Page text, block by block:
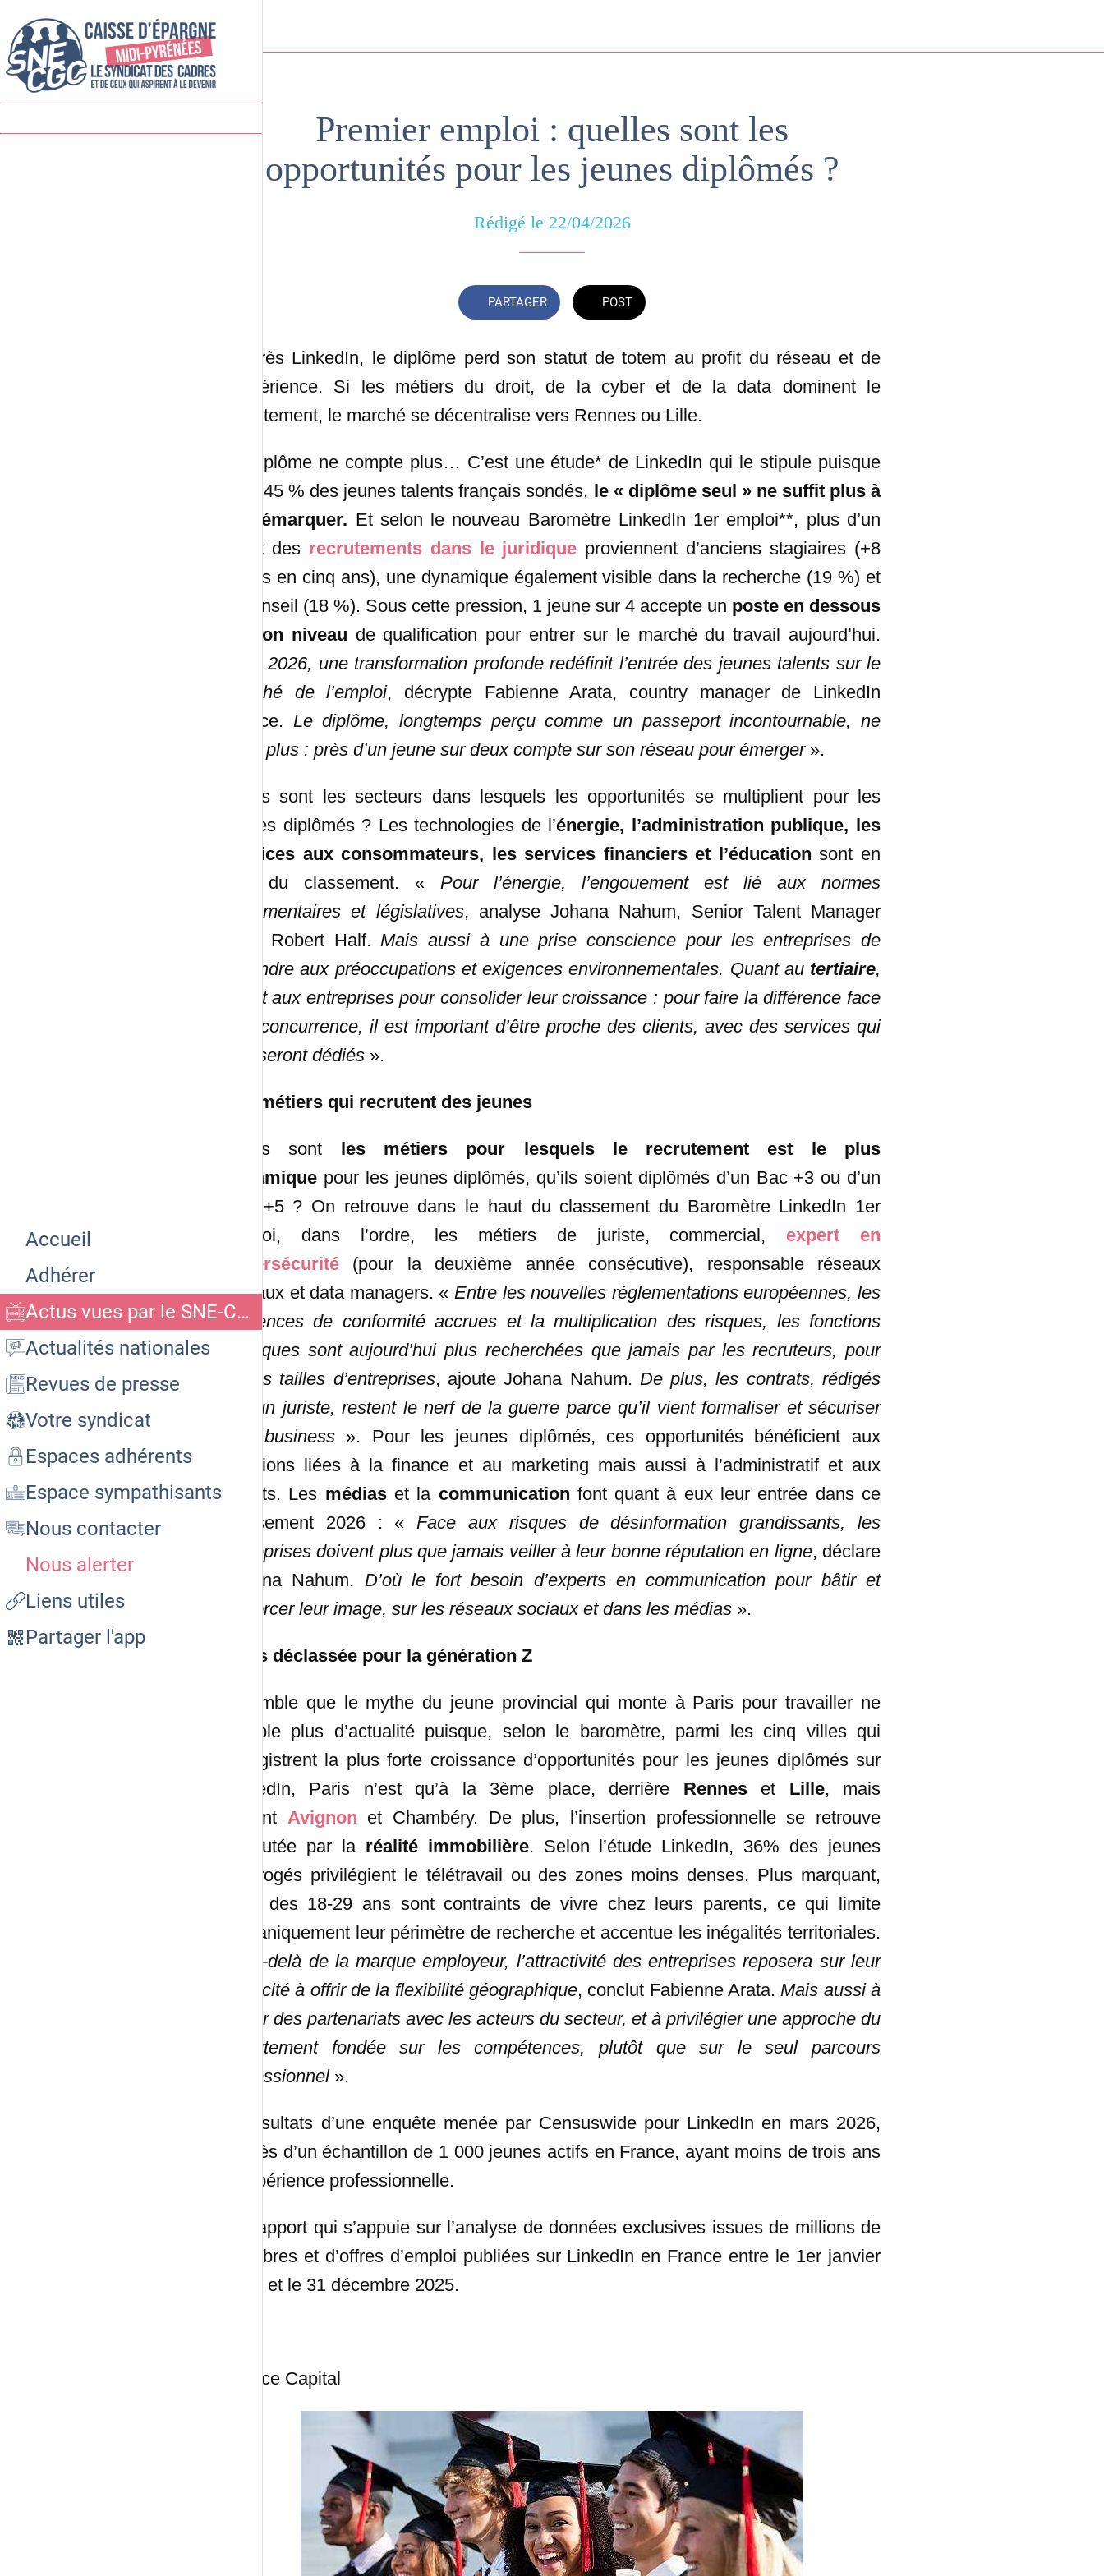
Accueil
Adhérer
Actus vues par le SNE-CGC CEMP
Actualités nationales
Revues de presse
Votre syndicat
Espaces adhérents
Espace sympathisants
Nous contacter
Nous alerter
Liens utiles
Partager l'app
Premier emploi : quelles sont les
opportunités pour les jeunes diplômés ?
Rédigé le 22/04/2026
PARTAGER POST
D'après LinkedIn, le diplôme perd son statut de totem au profit du réseau et de
l'expérience. Si les métiers du droit, de la cyber et de la data dominent le
recrutement, le marché se décentralise vers Rennes ou Lille.
Le diplôme ne compte plus… C’est une étude* de LinkedIn qui le stipule puisque
pour 45 % des jeunes talents français sondés, le « diplôme seul » ne suffit plus à
se démarquer. Et selon le nouveau Baromètre LinkedIn 1er emploi**, plus d’un
quart des recrutements dans le juridique proviennent d’anciens stagiaires (+8
points en cinq ans), une dynamique également visible dans la recherche (19 %) et
le conseil (18 %). Sous cette pression, 1 jeune sur 4 accepte un poste en dessous
de son niveau de qualification pour entrer sur le marché du travail aujourd’hui.
En 2026, une transformation profonde redéfinit l’entrée des jeunes talents sur le
marché de l’emploi, décrypte Fabienne Arata, country manager de LinkedIn
France. Le diplôme, longtemps perçu comme un passeport incontournable, ne
suffit plus : près d’un jeune sur deux compte sur son réseau pour émerger».
Quels sont les secteurs dans lesquels les opportunités se multiplient pour les
jeunes diplômés ? Les technologies de l’énergie, l’administration publique, les
services aux consommateurs, les services financiers et l’éducationsont en
tête du classement. « Pour l’énergie, l’engouement est lié aux normes
règlementaires et législatives, analyse Johana Nahum, Senior Talent Manager
chez Robert Half.Mais aussi à une prise conscience pour les entreprises de
répondre aux préoccupations et exigences environnementales. Quant au tertiaire,
il sert aux entreprises pour consolider leur croissance : pour faire la différence face
à la concurrence, il est important d’être proche des clients, avec des services qui
leur seront dédiés ».
Les métiers qui recrutent des jeunes
Quels sont
les métiers pour lesquels le recrutement est le plus
dynamique pour les jeunes diplômés, qu’ils soient diplômés d’un Bac +3 ou d’un
Bac +5 ? On retrouve dans le haut du classement du Baromètre LinkedIn 1er
emploi, dans l’ordre, les métiers de juriste, commercial, expert en
cybersécurité (pour la deuxième année consécutive), responsable réseaux
sociaux et data managers. « Entre les nouvelles réglementations européennes, les
exigences de conformité accrues et la multiplication des risques, les fonctions
juridiques sont aujourd’hui plus recherchées que jamais par les recruteurs, pour
toutes tailles d’entreprises, ajoute Johana Nahum. De plus, les contrats, rédigés
par un juriste, restent le nerf de la guerre parce qu’il vient formaliser et sécuriser
tout business». Pour les jeunes diplômés, ces opportunités bénéficient aux
fonctions liées à la finance et au marketing mais aussi à l’administratif et aux
achats. Les médiaset la communication font quant à eux leur entrée dans ce
classement 2026 : «Face aux risques de désinformation grandissants, les
entreprises doivent plus que jamais veiller à leur bonne réputation en ligne, déclare
Johana Nahum. D’où le fort besoin d’experts en communication pour bâtir et
renforcer leur image, sur les réseaux sociaux et dans les médias ».
Paris déclassée pour la génération Z
Il semble que le mythe du jeune provincial qui monte à Paris pour travailler ne
semble plus d’actualité puisque, selon le baromètre, parmi les cinq villes qui
enregistrent la plus forte croissance d’opportunités pour les jeunes diplômés sur
LinkedIn, Paris n’est qu’à la 3ème place, derrière Renneset Lille, mais
devant Avignon et Chambéry. De plus, l’insertion professionnelle se retrouve
chahutée par la réalité immobilière. Selon l’étude LinkedIn, 36% des jeunes
interrogés privilégient le télétravail ou des zones moins denses. Plus marquant,
30% des 18-29 ans sont contraints de vivre chez leurs parents, ce qui limite
mécaniquement leur périmètre de recherche et accentue les inégalités territoriales.
Au-delà de la marque employeur, l’attractivité des entreprises reposera sur leur
capacité à offrir de la flexibilité géographique, conclut Fabienne Arata.Mais aussi à
nouer des partenariats avec les acteurs du secteur, et à privilégier une approche du
recrutement fondée sur les compétences, plutôt que sur le seul parcours
professionnel ».
* Résultats d’une enquête menée par Censuswide pour LinkedIn en mars 2026,
auprès d’un échantillon de 1 000 jeunes actifs en France, ayant moins de trois ans
d’expérience professionnelle.
** Rapport qui s’appuie sur l’analyse de données exclusives issues de millions de
membres et d’offres d’emploi publiées sur LinkedIn en France entre le 1er janvier
2023 et le 31 décembre 2025.
Source Capital